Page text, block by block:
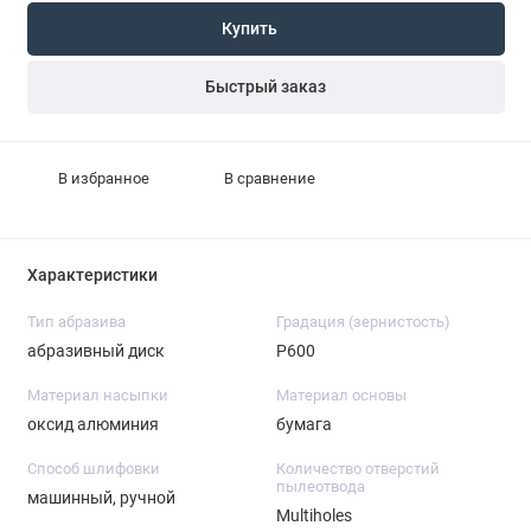
Купить
Быстрый заказ
В избранное В сравнение
Характеристики
Тип абразива
абразивный диск
Градация (зернистость)
P600
Материал насыпки
оксид алюминия
Материал основы
бумага
Способ шлифовки
машинный, ручной
Количество отверстий
пылеотвода
Multiholes